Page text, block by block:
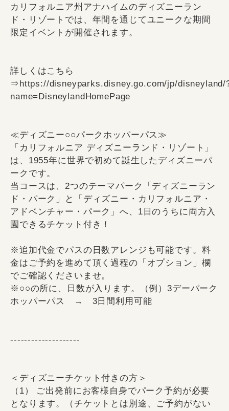
カリフォルニア州アナハイムのディズニーラン
ド・リゾートでは、年間を通じてユニークな期間
限定イベントが開催されます。
詳しくはこちら
⇒https://disneyparks.disney.go.com/jp/disneyland/
name=DisneylandHomePage
≪ディズニー○○パークホッパーパス≫
「カリフォルニア ディズニーランド・リゾート」
は、1955年に世界で初めて誕生したディズニーパ
ークです。
当コースは、2つのテーマパーク「ディズニーラン
ド・パーク」と「ディズニー・カリフォルニア・
アドベンチャー・パーク」へ、1日のうちに両方入
園できるチケット付き！
※追加代金でパスの日数アレンジも可能です。料
金はご予約を進めて頂く過程の「オプション」欄
でご確認くださいませ。
※○○の所に、日数が入ります。（例）3デーパーク
ホッパーパス → 3日間利用可能
--------------------
＜ディズニーチケット付きの方＞
（1） ご出発前にお客様自身でパーク予約が必要
となります。（チケットとは別途、ご予約がない